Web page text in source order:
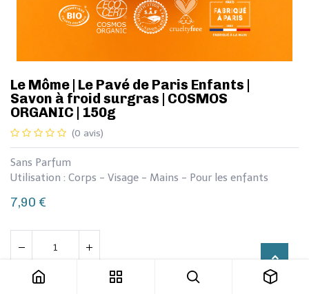
Le Môme | ​Le Pavé de Paris Enfants |
Savon à froid surgras | COSMOS
ORGANIC | 150g
(0 avis)
Sans Parfum
Utilisation : Corps - Visage - Mains - Pour les enfants
7,90 €